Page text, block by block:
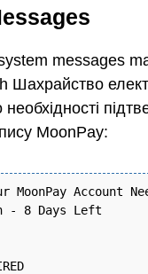
messages
Шахрайство
MoonPay:
MoonPay Account
- 8 Days Left